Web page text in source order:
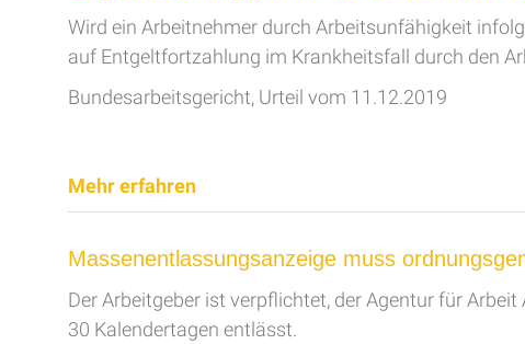
Wird ein Arbeitnehmer durch Arbeitsunfähigkeit
auf Entgeltfortzahlung im Krankheitsfall durch den
Bundesarbeitsgericht, Urteil vom 11.12.2019
Mehr erfahren
Massenentlassungsanzeige muss
Der Arbeitgeber ist verpflichtet, der Agentur für
30 Kalendertagen entlässt.